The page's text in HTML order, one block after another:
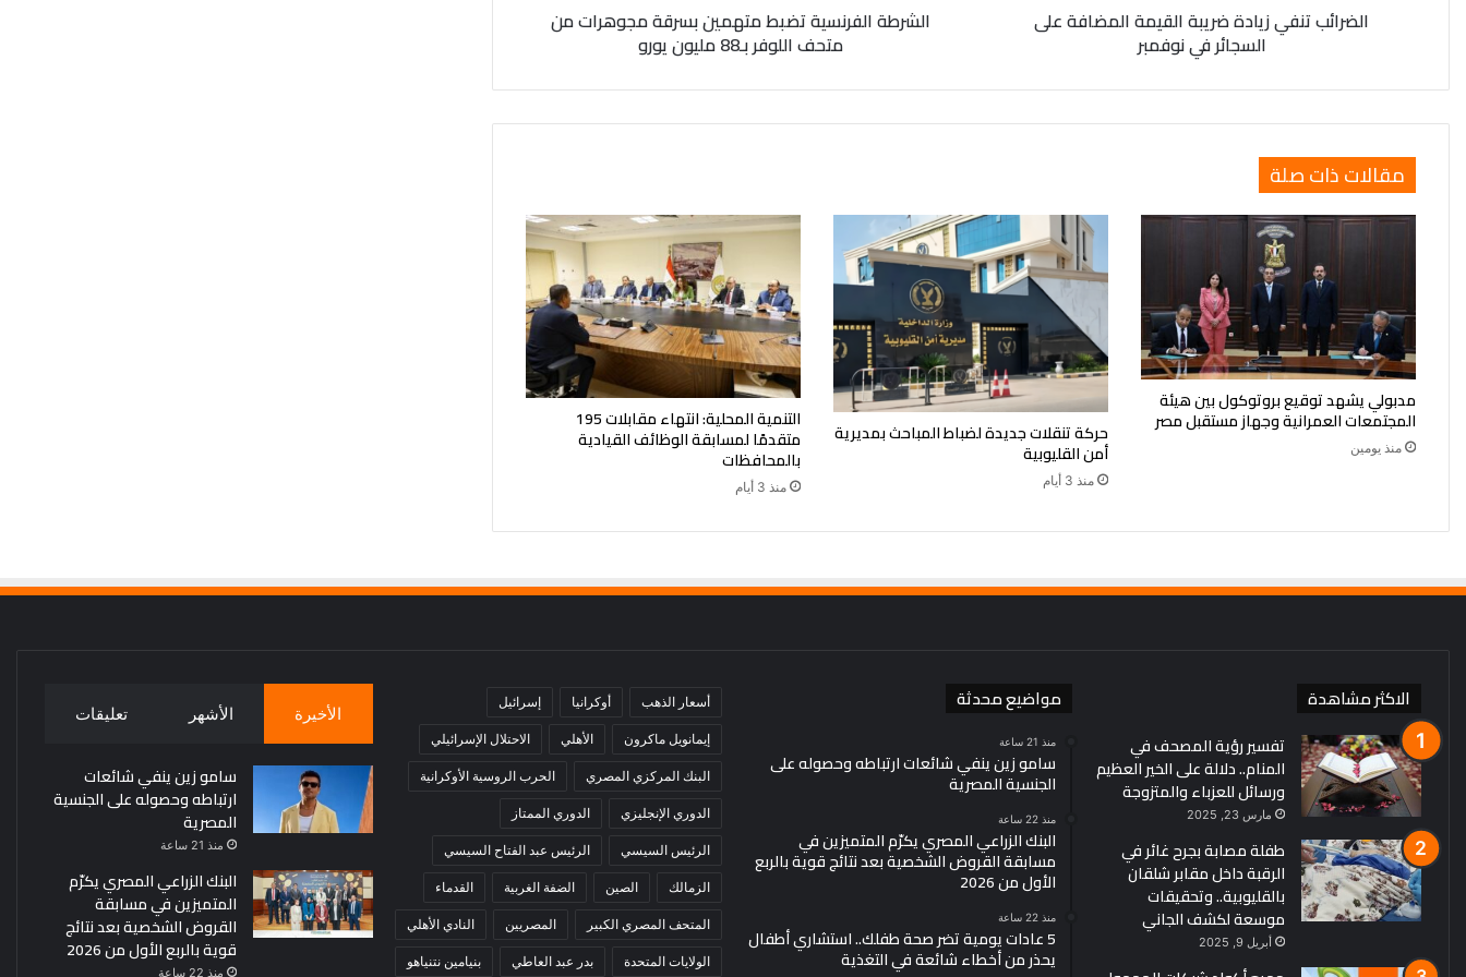
الضرائب تنفي زيادة ضريبة القيمة المضافة على
السجائر في نوفمبر
الشرطة الفرنسية تضبط متهمين بسرقة مجوهرات من
متحف اللوفر بـ88 مليون يورو
مقالات ذات صلة
مدبولي يشهد توقيع بروتوكول بين هيئة
المجتمعات العمرانية وجهاز مستقبل مصر
منذ يومين
حركة تنقلات جديدة لضباط المباحث بمديرية
أمن القليوبية
منذ 3 أيام
التنمية المحلية: انتهاء مقابلات 195
متقدمًا لمسابقة الوظائف القيادية
بالمحافظات
منذ 3 أيام
الاكثر مشاهدة
تفسير رؤية المصحف في
المنام.. دلالة على الخير العظيم
ورسائل للعزباء والمتزوجة
مارس 23, 2025
طفلة مصابة بجرح غائر في
الرقبة داخل مقابر شلقان
بالقليوبية.. وتحقيقات
موسعة لكشف الجاني
أبريل 9, 2025
مواضيع محدثة
منذ 21 ساعة
سامو زين ينفي شائعات ارتباطه وحصوله على
الجنسية المصرية
منذ 22 ساعة
البنك الزراعي المصري يكرّم المتميزين في
مسابقة القروض الشخصية بعد نتائج قوية بالربع
الأول من 2026
منذ 22 ساعة
5 عادات يومية تضر صحة طفلك.. استشاري أطفال
يحذر من أخطاء شائعة في التغذية
أسعار الذهب أوكرانيا إسرائيل
إيمانويل ماكرون الأهلي الاحتلال الإسرائيلي
البنك المركزي المصري الحرب الروسية الأوكرانية
الدوري الإنجليزي الدوري الممتاز
الرئيس السيسي الرئيس عبد الفتاح السيسي
الزمالك الصين الضفة الغربية القدماء
المتحف المصري الكبير المصريين النادي الأهلي
الولايات المتحدة بدر عبد العاطي بنيامين نتنياهو
الأخيرة الأشهر تعليقات
سامو زين ينفي شائعات
ارتباطه وحصوله على الجنسية
المصرية
منذ 21 ساعة
البنك الزراعي المصري يكرّم
المتميزين في مسابقة
القروض الشخصية بعد نتائج
قوية بالربع الأول من 2026
منذ 22 ساعة